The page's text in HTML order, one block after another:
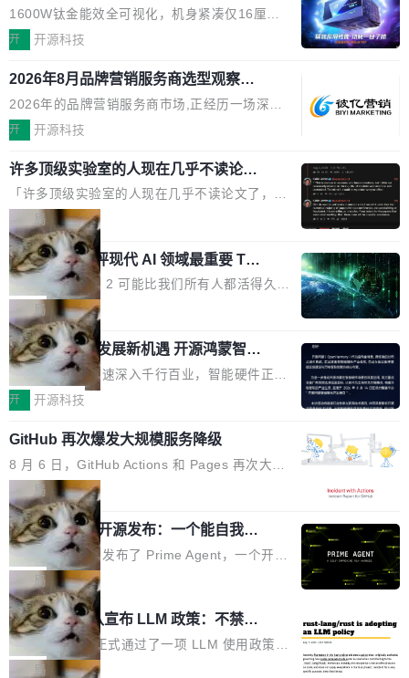
现有产品的天花板 我用过不少 AI 浏览器插件。
刚开始觉得都挺好——选中一段文字，弹出解
要。但用久了你会发现，它们本质上都是同一类
东西：一个带网页上下文的聊天框。 它们能读取
页面的文本，然后把文本丢给大模型，再返回一
段回答。仅此而已。 这当然有用，但总觉得差点
意思。比如我在一个后台管理系统里，需要填50
个表单字段，每个字段还有联动逻辑；比如我
想...
源：为发烧级主机与本地AI算力打造旗
舰供电方案
1600W钛金能效全可视化，机身紧凑仅16厘米
继2026台北电脑展首度亮相后，技嘉科技近日正
电源专为发烧级DIY主机与本地AI算力平台打
造，整机长度仅16厘米，提供1600W额定功率
与80PLUS钛金能效；支持ATX 3.1与PCIe 5.1
规范，结合服务器级元件、完善供电线材与内置
实时LCD监控屏，可充分满足当下高阶PC主机
的严苛使用需求。 澎湃功率，紧凑机身 钛金雕1
600PG5 AI TOP具备强悍输出功率，同时实现
机身尺寸大幅精简。整机长度仅16厘米，属于同
功率段机身尺寸十分紧凑的1600W电源产品。小
巧机身有效提升市面主流标准A...
开 开源科技
2026年8月品牌营销服务商选型观察：
从流量思维到品牌资产思维的范式转移
2026年的品牌营销服务商市场,正经历一场深刻
的价值重构。全球全案品牌代理机构市场从2025
复合增长率达5.44%,预计2032年将突破120亿美
元。数字广告与公共关系相关服务市场更是从20
25年的8463亿美元扩张至2026年的8763亿美
元。数字的背后是一个清晰的事实——品牌对专
业化营销服务的需求从未如此迫切。 但市场扩容
的同时,服务商的竞争逻辑正在改变。2026年Top
Agency年度合辑的观察指出,“产品”这个离消费
者最近的载体,在整个品牌营销层面的权重显著变
高了。全域营销服务商的竞争正在从规模转向深
度,案例厚度、全域覆盖、多线协同...
开 开源科技
许多顶级实验室的人现在几乎不读论文
了
「许多顶级实验室的人现在几乎不读论文了，而
且他们认为 ICLR/ICML/NeurIPS 充斥着大量过
度宣传和欺诈。」 OpenAI 研究员 Keller Jorda
n 这条推文引发了广泛讨论。他不是在说风凉
话，他是说出了一个圈内人尽皆知但很少公开捅
破的事实。 Jordan 随后补充了一句软化声明：
「我不认为这些会议上大部分论文都在过度宣传
或造假。问题是，作为读者，如果你筛选出那些
看起来最令人兴奋的论文，那它们大部分都是过
度宣传的。」 这才是真正的痛点。不是所有论文
都有问题，是最吸引眼球的那批论文最有问题。
他引用的帖子来自 Mathew Shen，一位 ICLR 2
026 的读者：「看了篇 ...
局
xAI 前工程师评现代 AI 领域最重要 Top
3 开源项目
Flash Attention 2 可能比我们所有人都活得久。
这句话不是来自某个技术博客，而是出自 Hieu
Pham 的一条推文。Hieu Pham 是谁？他是 xAI
的早期工程师之一，在 Grok 训练基础设施团队
工作过。近日他在 X 上发了一条帖子，列出了他
认为现代 AI 领域最重要的三个开源项目。 第一
理由很具体。FA 系列不需要解释，但 FA2 是他
认为最重要的一个——复杂度恰到好处，刚好能
驱动你去学 CuTe，但还没被那些"邪恶的" Hopp
er++ 优化所淹没，足够容易修改和适配。 更关
键的是 FA2 的持久性...
局
共商智能硬件发展新机遇 开源鸿蒙智能
硬件开发者日杭州站即将举行
随着万物智联加速深入千行百业，智能硬件正从
单点设备迈向智能化、网联化、协同化发展。作
鸿蒙通过统一技术底座和分布式能力，为不同类
型智能设备的开发、连接与互联提供关键支撑，
也为产业链企业探索产品创新与商业增长打开新
的空间。 8月14日，开源鸿蒙智能硬件开发者日
（OHDD：OpenHarmony Hardware Develope
r Day）将在杭州启航。活动面向智能硬件产业
链企业和开发者，邀请行业专家与资深技术顾
问，围绕开源鸿蒙技术能力、设备适配、芯片适
配、功耗与稳定性调优、兼容性测评及统一互联
等内容展开系统讲解和实战交流，帮助企业进一
步了解开源鸿蒙在智能...
开 开源科技
GitHub 再次爆发大规模服务降级
8 月 6 日，GitHub Actions 和 Pages 再次大规
模服务降级，Actions 完全不可用超过 5 小时，
webhook 停发，连自托管 runner 也因调度层故
障无法工作。Pages、Copilot code review、C
opilot coding agent 全部受影响。从检测到完全
恢复，大约 12 小时。 这是 2026 年 8 月的第六
起事故，其中四起与 AI/Copilot 服务相关。 Git
Hub 员工 kdaigle 在 HN 讨论中贴出了一组数
据：2025 年全年 10 亿次 commit。现在，每周
2.75 亿次，全年预计 140 亿次。GitHub...
局
Prime Agent 开源发布：一个能自我改
进的编程 Agent，ARC-AGI 3 超越人类
专家基线
Prime Intellect 发布了 Prime Agent，一个开源
的编程 Agent Harness，核心设计围绕两个抽
象：Recursive Language Model（RLM）和 C
ontinual Harness。在 ARC-AGI 3 基准测试
上，Prime Agent + Opus 5 的组合达到了 95.
5% RHAE Best@1，超过了 ARC 报告的人类专
局
Rust 项目团队宣布 LLM 政策：不禁
止，但你要承认哪些代码不是你写的
Rust 语言项目正式通过了一项 LLM 使用政策，
覆盖 rust-lang/rust 单一仓库的代码贡献。这不
局